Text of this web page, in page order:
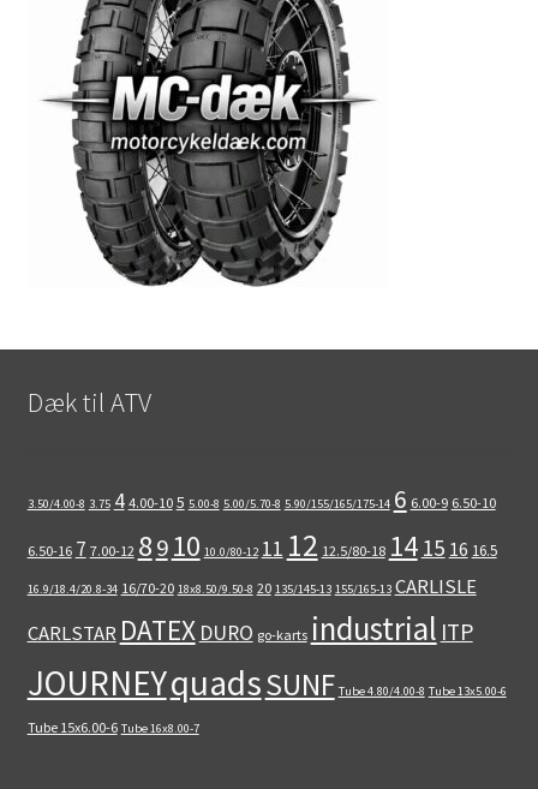
Dæk til ATV
3.50/4.00-8 3.75 4 4.00-10 5 5.00-8 5.00/5.70-8 5.90/155/165/175-14 6 6.00-9 6.50-10
6.50-16 7 7.00-12 89 10 10.0/80-12 11 12 12.5/80-18 14 15 16 16.5
16.9/18.4/20.8-34 16/70-20 18x8.50/9.50-8 20 135/145-13 155/165-13 CARLISLE
CARLSTAR DATEX DURO go-karts industrial ITP
JOURNEYquadsSUNF Tube 4.80/4.00-8 Tube 13x5.00-6
Tube 15x6.00-6 Tube 16x8.00-7